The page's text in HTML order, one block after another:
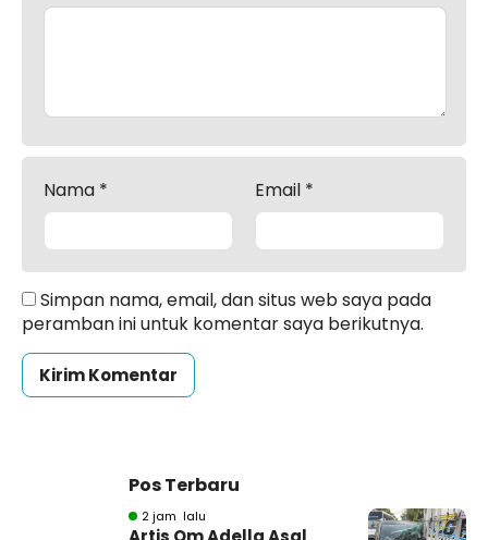
Nama * Email *
Simpan nama, email, dan situs web saya pada
peramban ini untuk komentar saya berikutnya.
Pos Terbaru
2 jam lalu